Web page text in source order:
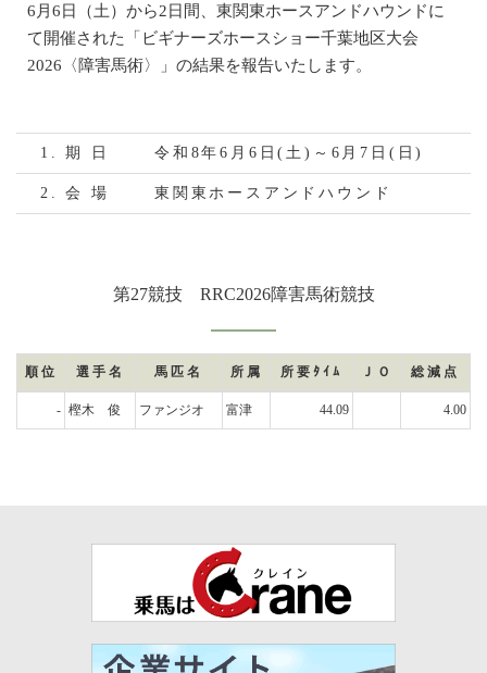
6月6日（土）から2日間、東関東ホースアンドハウンドに
て開催された「ビギナーズホースショー千葉地区大会
2026〈障害馬術〉」の結果を報告いたします。
1. 期 日 令和8年6月6日(土)～6月7日(日)
2. 会 場 東関東ホースアンドハウンド
第27競技 RRC2026障害馬術競技
順位 選手名 馬匹名 所属 所要ﾀｲﾑ ＪＯ 総減点
- 樫木 俊 ファンジオ 富津 44.09 4.00